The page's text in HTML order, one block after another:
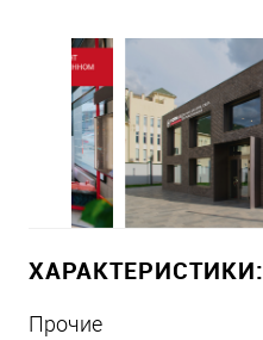
ХАРАКТЕРИСТИКИ:
Прочие